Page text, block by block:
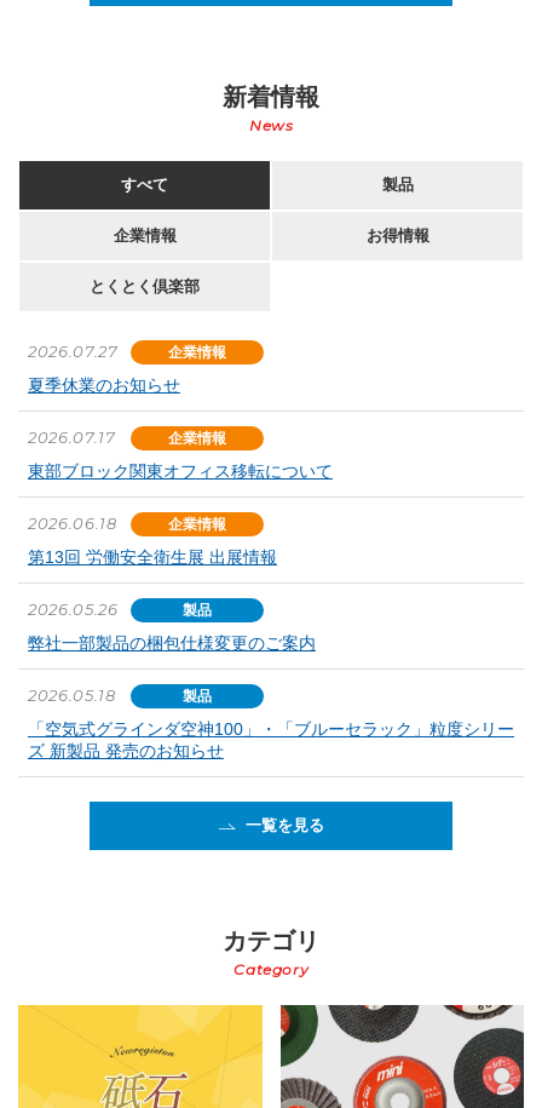
新着情報
News
すべて 製品
企業情報 お得情報
とくとく倶楽部
2026.07.27 企業情報
夏季休業のお知らせ
2026.07.17 企業情報
東部ブロック関東オフィス移転について
2026.06.18 企業情報
第13回 労働安全衛生展 出展情報
2026.05.26 製品
弊社一部製品の梱包仕様変更のご案内
2026.05.18 製品
「空気式グラインダ空神100」・「ブルーセラック」粒度シリー
ズ 新製品 発売のお知らせ
一覧を見る
カテゴリ
Category